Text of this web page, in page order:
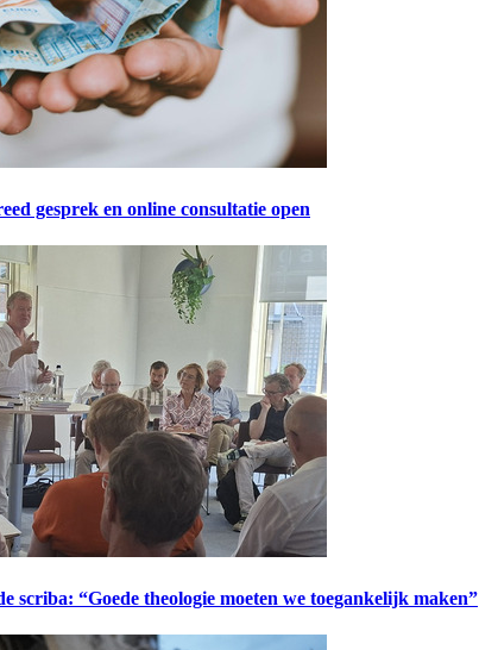
gesprek en online consultatie open
scriba: “Goede theologie moeten we toegankelijk maken”